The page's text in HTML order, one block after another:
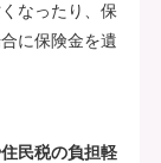
なったり、保
に保険金を遺
民税の負担軽